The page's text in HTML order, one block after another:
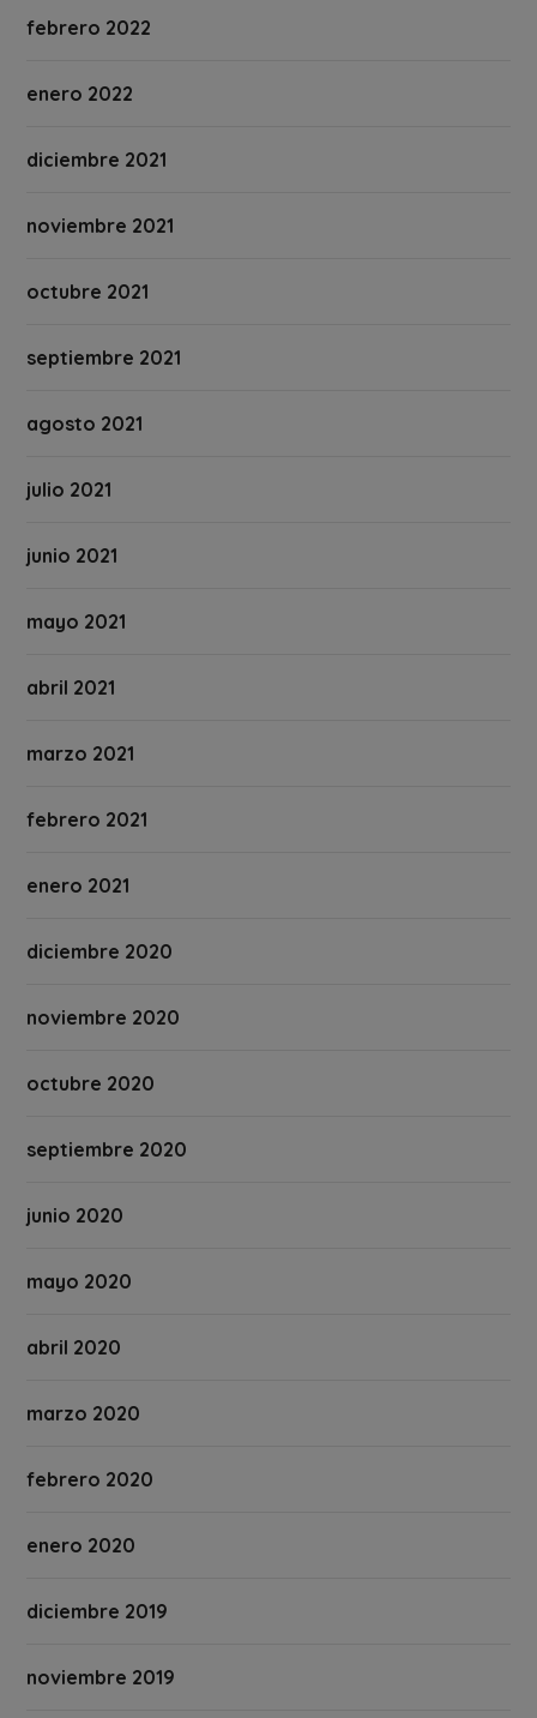
febrero 2022
enero 2022
diciembre 2021
noviembre 2021
octubre 2021
septiembre 2021
agosto 2021
julio 2021
junio 2021
mayo 2021
abril 2021
marzo 2021
febrero 2021
enero 2021
diciembre 2020
noviembre 2020
octubre 2020
septiembre 2020
junio 2020
mayo 2020
abril 2020
marzo 2020
febrero 2020
enero 2020
diciembre 2019
noviembre 2019